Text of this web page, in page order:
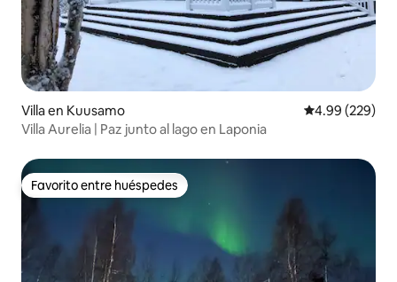
Villa en Kuusamo Calificación
4.99 (229)
Villa Aurelia | Paz junto al lago en Laponia
Favorito entre huéspedes
Favorito entre huéspedes